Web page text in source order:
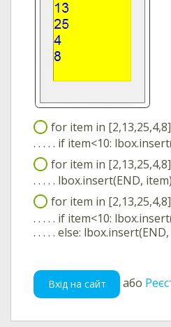
for item in
. . . . . if item<10:
for item in
. . . . . lbox.insert(END, item)
for item in
. . . . . if item<10:
. . . . . else:
Вхід на сайт або